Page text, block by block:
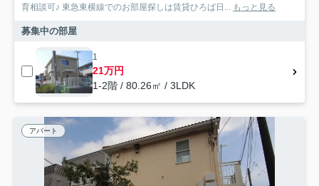
育相談可♪ 東急東横線でのお部屋探しは賃貸ひろば日...
もっと見る
募集中の部屋
1
21万円
1-2階 / 80.26㎡ / 3LDK
アパート